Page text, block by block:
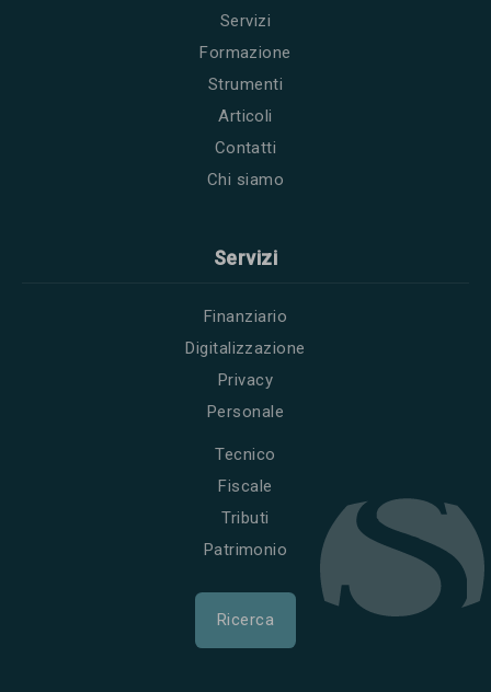
Servizi
Formazione
Strumenti
Articoli
Contatti
Chi siamo
Servizi
Finanziario
Digitalizzazione
Privacy
Personale
Tecnico
Fiscale
Tributi
Patrimonio
Ricerca